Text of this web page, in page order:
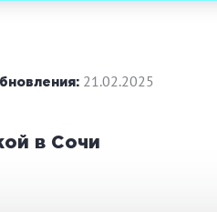
21.02.2025
в Сочи